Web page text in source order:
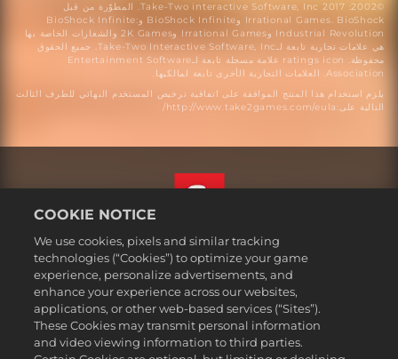
©2002: 2017 Take-Two interactive Software, Inc. المطوّرة من قبل
Irrational Games. BioShock وBioShock Infinite وBioShock Infinite:
Industrial Revolution وIrrational Games و2K Games والشعارات الخاصة بها
هي علامات تجارية تابعة لـTake-Two Interactive Software, Inc. جميع الحقوق
محفوظة. ratings icon علامة مسجلة تابعة لـEntertainment Software
Association. العلامات التجارية الأخرى تابعة لمالكيها.
يلزم استخدام هذا المنتج الموافقة على اتفاقية ترخيص المستخدم النهائي للطرف الثالث
التالية على:http://www.take2games.com/eula/
القسم القانوني
سياسة الخصوصية
سياسة ملفات تعريف الارتباط
Support
العربية
COOKIE NOTICE
We use cookies, pixels and similar tracking
technologies (“Cookies”) to optimize your game
experience, personalize advertisements, and
enhance your experience across our websites,
applications, or other web-based services (“Sites”).
These Cookies may transmit personal information
and video viewing information to third parties.